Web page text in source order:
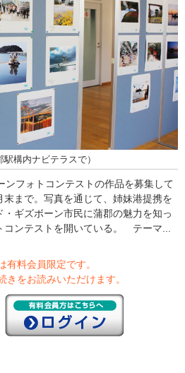
構内ナビテラスで）
フォトコンテストの作品を募集して
まで。写真を通じて、姉妹港提携を
ギズボーン市民に蒲郡の魅力を知っ
コンテストを開いている。 テーマ...
有料会員限定です。
きをお読みいただけます。